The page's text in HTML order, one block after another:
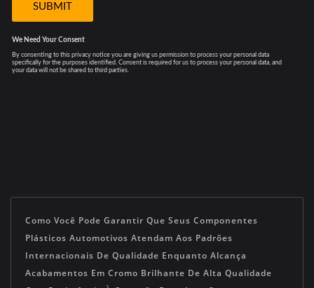
Como Você Pode Garantir Que Seus Componentes
Plásticos Automotivos Atendam Aos Padrões
Internacionais De Qualidade Enquanto Alcança
Acabamentos Em Cromo Brilhante De Alta Qualidade